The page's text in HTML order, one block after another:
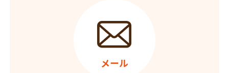
メール